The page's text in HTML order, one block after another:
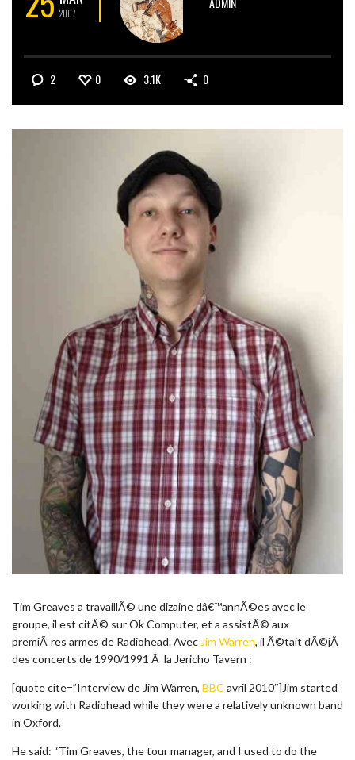
2007
2 0 3.1K 0
Tim Greaves a travaillÃ© une dizaine dâ€™annÃ©es avec le
groupe, il est citÃ© sur Ok Computer, et a assistÃ© aux
premiÃ¨res armes de Radiohead. Avec Jim Warren, il Ã©tait dÃ©jÃ
des concerts de 1990/1991 Ã la Jericho Tavern :
[quote cite=”Interview de Jim Warren, BBC avril 2010″]Jim started
working with Radiohead while they were a relatively unknown band
in Oxford.
He said: “Tim Greaves, the tour manager, and I used to do the